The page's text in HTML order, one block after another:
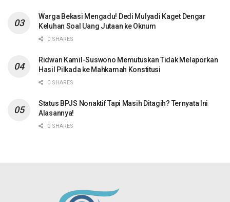
Warga Bekasi Mengadu! Dedi Mulyadi Kaget Dengar
Keluhan Soal Uang Jutaan ke Oknum
0 SHARES
Ridwan Kamil-Suswono Memutuskan Tidak Melaporkan
Hasil Pilkada ke Mahkamah Konstitusi
0 SHARES
Status BPJS Nonaktif Tapi Masih Ditagih? Ternyata Ini
Alasannya!
0 SHARES